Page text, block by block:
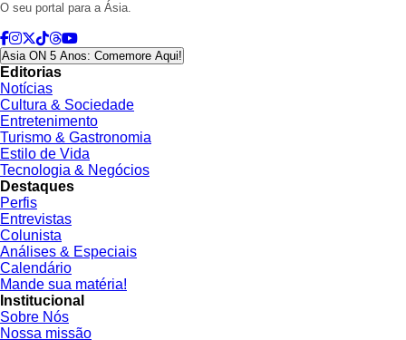
O seu portal para a Ásia.
Asia ON 5 Anos: Comemore Aqui!
Editorias
Notícias
Cultura & Sociedade
Entretenimento
Turismo & Gastronomia
Estilo de Vida
Tecnologia & Negócios
Destaques
Perfis
Entrevistas
Colunista
Análises & Especiais
Calendário
Mande sua matéria!
Institucional
Sobre Nós
Nossa missão